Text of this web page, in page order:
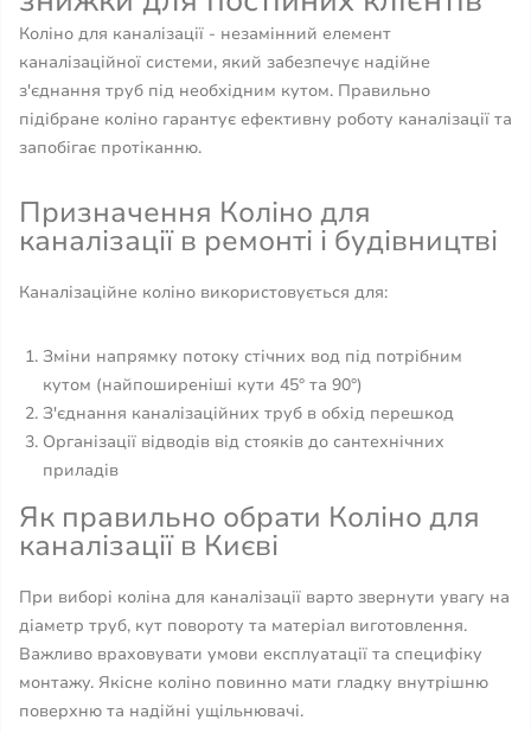
Коліно для каналізації - незамінний елемент
каналізаційної системи, який забезпечує надійне
з'єднання труб під необхідним кутом. Правильно
підібране коліно гарантує ефективну роботу каналізації та
запобігає протіканню.
Призначення Коліно для
каналізації в ремонті і будівництві
Каналізаційне коліно використовується для:
Зміни напрямку потоку стічних вод під потрібним
кутом (найпоширеніші кути 45° та 90°)
З'єднання каналізаційних труб в обхід перешкод
Організації відводів від стояків до сантехнічних
приладів
Як правильно обрати Коліно для
каналізації в Києві
При виборі коліна для каналізації варто звернути увагу на
діаметр труб, кут повороту та матеріал виготовлення.
Важливо враховувати умови експлуатації та специфіку
монтажу. Якісне коліно повинно мати гладку внутрішню
поверхню та надійні ущільнювачі.